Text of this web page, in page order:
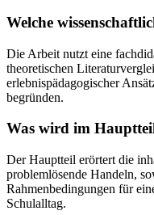
Welche
Die Arbeit nutzt eine
theoretischen
erlebnispädagogischer
begründen.
Was wird im
Der Hauptteil erörtert die
problemlösende Handeln,
Rahmenbedingungen für
Schulalltag.